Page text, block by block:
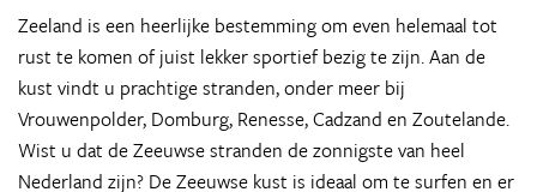
Zeeland is een heerlijke bestemming om even helemaal tot
rust te komen of juist lekker sportief bezig te zijn. Aan de
kust vindt u prachtige stranden, onder meer bij
Vrouwenpolder, Domburg, Renesse, Cadzand en Zoutelande.
Wist u dat de Zeeuwse stranden de zonnigste van heel
Nederland zijn? De Zeeuwse kust is ideaal om te surfen en er